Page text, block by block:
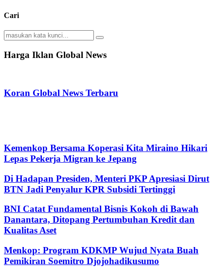
Cari
Search
for:
Search
Harga Iklan Global News
Koran Global News Terbaru
Kemenkop Bersama Koperasi Kita Miraino Hikari
Lepas Pekerja Migran ke Jepang
Di Hadapan Presiden, Menteri PKP Apresiasi Dirut
BTN Jadi Penyalur KPR Subsidi Tertinggi
BNI Catat Fundamental Bisnis Kokoh di Bawah
Danantara, Ditopang Pertumbuhan Kredit dan
Kualitas Aset
Menkop: Program KDKMP Wujud Nyata Buah
Pemikiran Soemitro Djojohadikusumo